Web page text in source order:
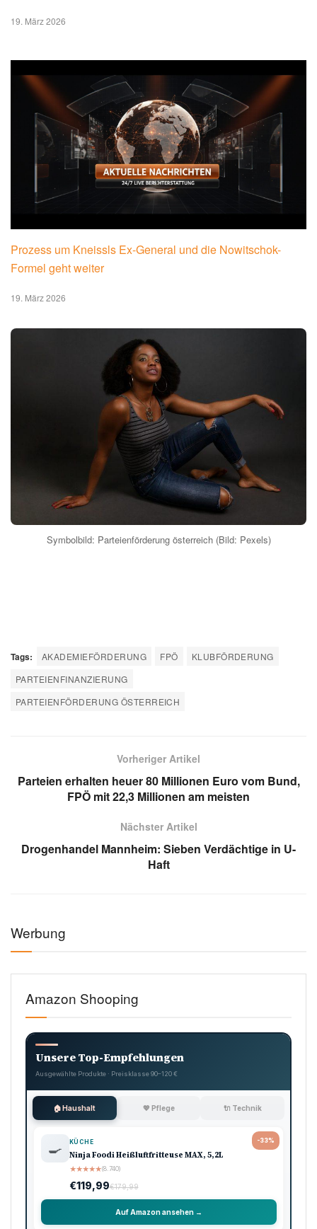
19. März 2026
Prozess um Kneissls Ex-General und die Nowitschok-
Formel geht weiter
19. März 2026
Symbolbild: Parteienförderung österreich (Bild: Pexels)
Tags: AKADEMIEFÖRDERUNG FPÖ
KLUBFÖRDERUNG
PARTEIENFINANZIERUNG
PARTEIENFÖRDERUNG ÖSTERREICH
Vorheriger Artikel
Parteien erhalten heuer 80 Millionen Euro vom Bund,
FPÖ mit 22,3 Millionen am meisten
Nächster Artikel
Drogenhandel Mannheim: Sieben Verdächtige in U-
Haft
Werbung
Amazon Shooping
Unsere Top-Empfehlungen
Ausgewählte Produkte · Preisklasse 90–120 €
🏠 Haushalt 💖 Pflege 🔌 Technik
-33%
🍳 KÜCHE
Ninja Foodi Heißluftfritteuse MAX, 5,2L
★★★★★(8.740)
€119,99€179,99
Auf Amazon ansehen →